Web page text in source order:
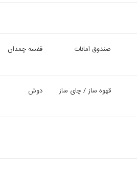
صندوق امانات قفسه چمدان
قهوه ساز / چای ساز
دوش